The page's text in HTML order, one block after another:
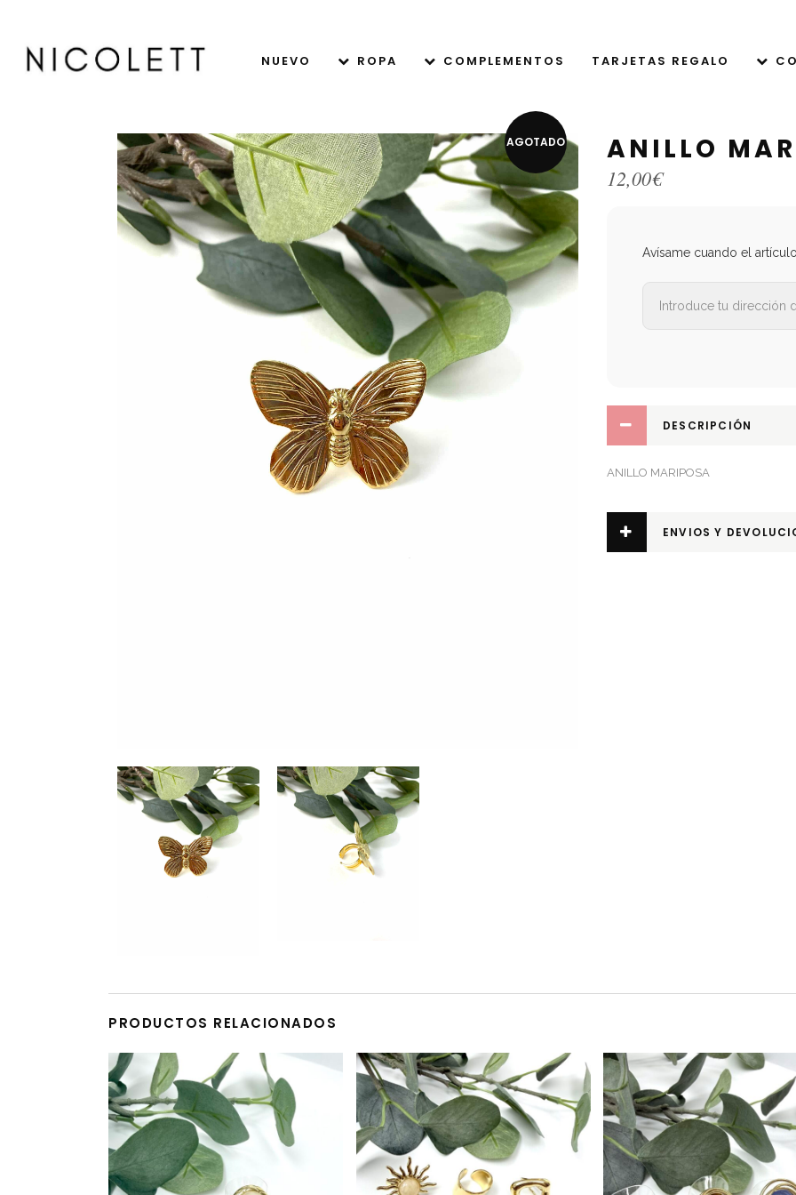
NUEVO ROPA COMPLEMENTOS TARJETAS REGALO
AGOTADO ANILLO
12,00€
Avísame cuando el
DESCRIPCIÓN
ANILLO MARIPOSA
ENVIOS Y
PRODUCTOS RELACIONADOS
Este producto tiene múltiples variantes. Las opciones se pueden elegir en la página de producto Este producto tiene múltiples variantes. Las opciones se pueden elegir en la página de producto